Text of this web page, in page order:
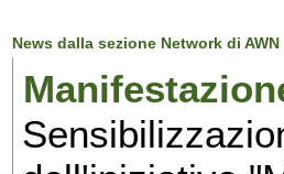
News dalla sezione Network di AWN